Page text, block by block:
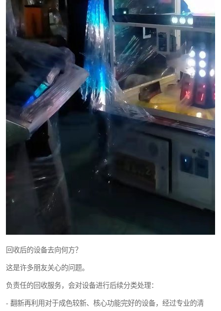
回收后的设备去向何方？
这是许多朋友关心的问题。
负责任的回收服务，会对设备进行后续分类处理：
- 翻新再利用对于成色较新、核心功能完好的设备，经过专业的清